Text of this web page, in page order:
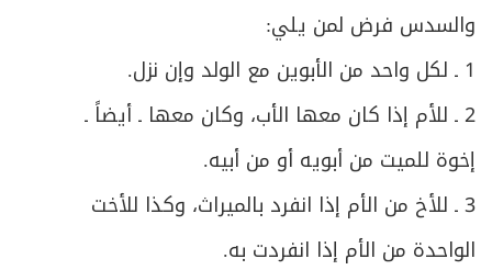
والسدس فرض لمن يلي:
1 ـ لكل واحد من الأبوين مع الولد وإن نزل.
2 ـ للأم إذا كان معها الأب، وكان معها ـ أيضاً ـ
إخوة للميت من أبويه أو من أبيه.
3 ـ للأخ من الأم إذا انفرد بالميراث، وكذا للأخت
الواحدة من الأم إذا انفردت به.